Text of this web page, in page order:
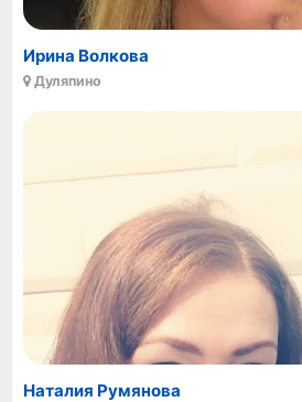
Ирина Волкова
Дуляпино
Наталия Румянова